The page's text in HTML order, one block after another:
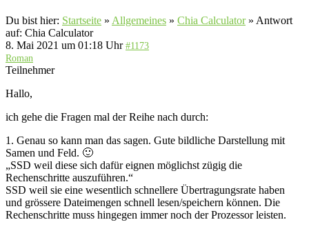
Du bist hier: Startseite » Allgemeines » Chia Calculator» Antwort
auf: Chia Calculator
8. Mai 2021 um 01:18 Uhr #1173
Roman
Teilnehmer
Hallo,
ich gehe die Fragen mal der Reihe nach durch:
1. Genau so kann man das sagen. Gute bildliche Darstellung mit
Samen und Feld. 🙂
„SSD weil diese sich dafür eignen möglichst zügig die
Rechenschritte auszuführen.“
SSD weil sie eine wesentlich schnellere Übertragungsrate haben
und grössere Dateimengen schnell lesen/speichern können. Die
Rechenschritte muss hingegen immer noch der Prozessor leisten.